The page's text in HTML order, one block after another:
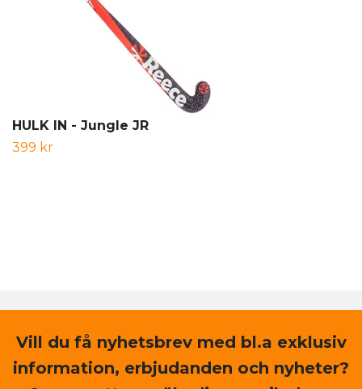
HULK IN - Jungle JR
399 kr
Vill du få nyhetsbrev med bl.a exklusiv
information, erbjudanden och nyheter?